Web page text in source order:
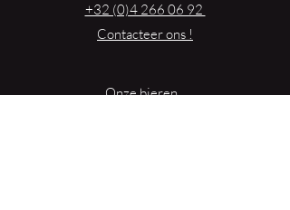
+32 (0)4 266 06 92
Contacteer ons !
Onze bieren